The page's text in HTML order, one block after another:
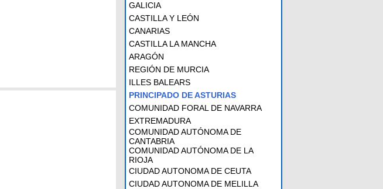
GALICIA
CASTILLA Y LEÓN
CANARIAS
CASTILLA LA MANCHA
ARAGÓN
REGIÓN DE MURCIA
ILLES BALEARS
PRINCIPADO DE ASTURIAS
COMUNIDAD FORAL DE NAVARRA
EXTREMADURA
COMUNIDAD AUTÓNOMA DE
CANTABRIA
COMUNIDAD AUTÓNOMA DE LA
RIOJA
CIUDAD AUTONOMA DE CEUTA
CIUDAD AUTONOMA DE MELILLA